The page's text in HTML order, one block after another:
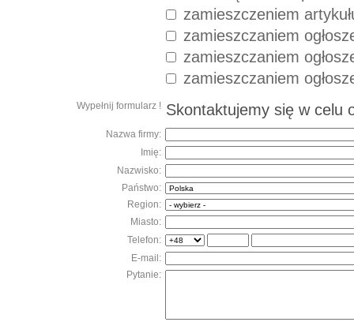
zamieszczeniem
zamieszczaniem
zamieszczaniem
zamieszczaniem
Wypełnij formularz ! Skontaktujemy się w celu
Nazwa firmy:
Imię:
Nazwisko:
Państwo:
Region:
Miasto:
Telefon:
E-mail:
Pytanie: